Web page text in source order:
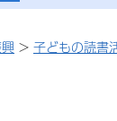
> 子どもの読書